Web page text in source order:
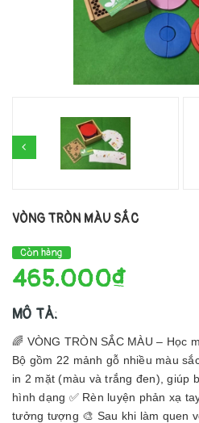
VÒNG TRÒN MÀU SẮC
Còn hàng
465.000₫
MÔ TẢ:
🌈 VÒNG TRÒN SẮC MÀU – Học
Bộ gồm 22 mảnh gỗ nhiều màu
in 2 mặt (màu và trắng đen), giúp
hình dạng ✅ Rèn luyện phản xạ
tưởng tượng 🎨 Sau khi làm quen